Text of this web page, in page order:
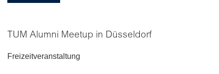
TUM Alumni Meetup in Düsseldorf
Freizeitveranstaltung